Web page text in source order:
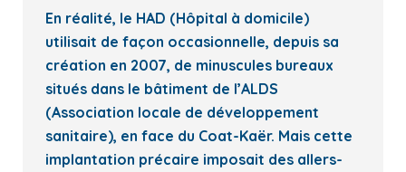
En réalité, le HAD (Hôpital à domicile)
utilisait de façon occasionnelle, depuis sa
création en 2007, de minuscules bureaux
situés dans le bâtiment de l’ALDS
(Association locale de développement
sanitaire), en face du Coat-Kaër. Mais cette
implantation précaire imposait des allers-